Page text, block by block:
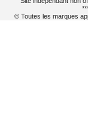
© Toutes les marques